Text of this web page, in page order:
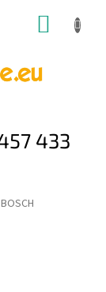
433
BOSCH